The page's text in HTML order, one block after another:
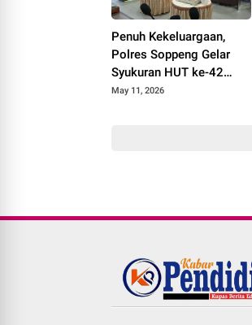
Penuh Kekeluargaan,
Polres Soppeng Gelar
Syukuran HUT ke-42
Kapolres AKBP Aditya
May 11, 2026